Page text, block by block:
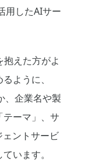
用したAIサー
抱えた方がよ
ように、
、企業名や製
ーマ」、サ
ントサービ
います。